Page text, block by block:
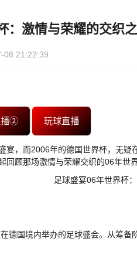
：激情与荣耀的交织
08 21:22:39
播② 玩球直播
宴，而2006年的德国世界杯，无
回顾那场激情与荣耀交织的06年世界
德国境内举办的足球盛会。从筹